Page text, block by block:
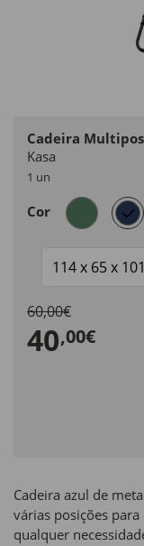
Cadeira
Kasa
1 un
Cor
Tamanho
60,00€
40,00€
Cadeira azul de
várias posições
qualquer